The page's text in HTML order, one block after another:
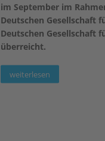
im September im
Deutschen Gesellschaft
Deutschen Gesellschaft
überreicht.
weiterlesen